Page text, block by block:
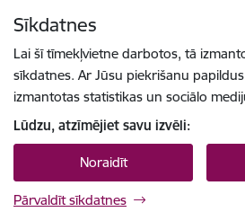
Sīkdatnes
Lai šī tīmekļvietne darbotos, tā
sīkdatnes. Ar Jūsu piekrišanu
izmantotas statistikas un sociālo
Lūdzu, atzīmējiet savu izvēli:
Noraidīt
Pārvaldīt sīkdatnes